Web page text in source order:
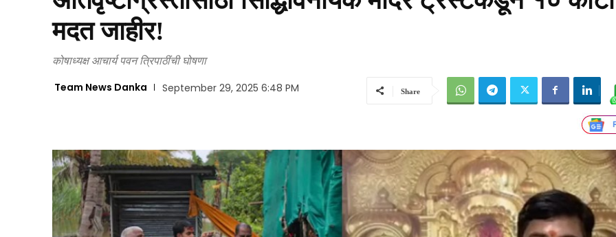
मदत जाहीर!
कोषाध्यक्ष आचार्य पवन त्रिपाठींची घोषणा
Team News Danka September 29, 2025 6:48 PM Share